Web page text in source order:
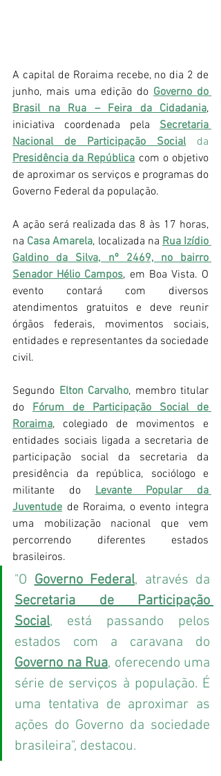
A capital de Roraima recebe, no dia 2 de
junho, mais uma edição do Governo do
Brasil na Rua – Feira da Cidadania,
iniciativa coordenada pela Secretaria
Nacional de Participação Social
Presidência da República com o objetivo
de aproximar os serviços e programas do
Governo Federal da população.
A ação será realizada das 8 às 17 horas,
na Casa Amarela, localizada na Rua Izídio
Galdino da Silva, nº 2469, no bairro
Senador Hélio Campos, em Boa Vista. O
evento contará com diversos
atendimentos gratuitos e deve reunir
órgãos federais, movimentos sociais,
entidades e representantes da sociedade
civil.
Segundo Elton Carvalho, membro titular
do Fórum de Participação Social de
Roraima, colegiado de movimentos e
entidades sociais ligada a secretaria de
participação social da secretaria da
presidência da república, sociólogo e
militante do Levante Popular da
Juventude de Roraima, o evento integra
uma mobilização nacional que vem
percorrendo diferentes estados
brasileiros.
"O Governo Federal
Secretaria de Participação
Social, está passando pelos
Governo na Rua, oferecendo uma
série de serviços à população. É
uma tentativa de aproximar as
ações do Governo da sociedade
brasileira", destacou.